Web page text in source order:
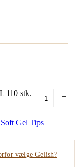
110 stk.
+
Gel Tips
vælge Gelish?